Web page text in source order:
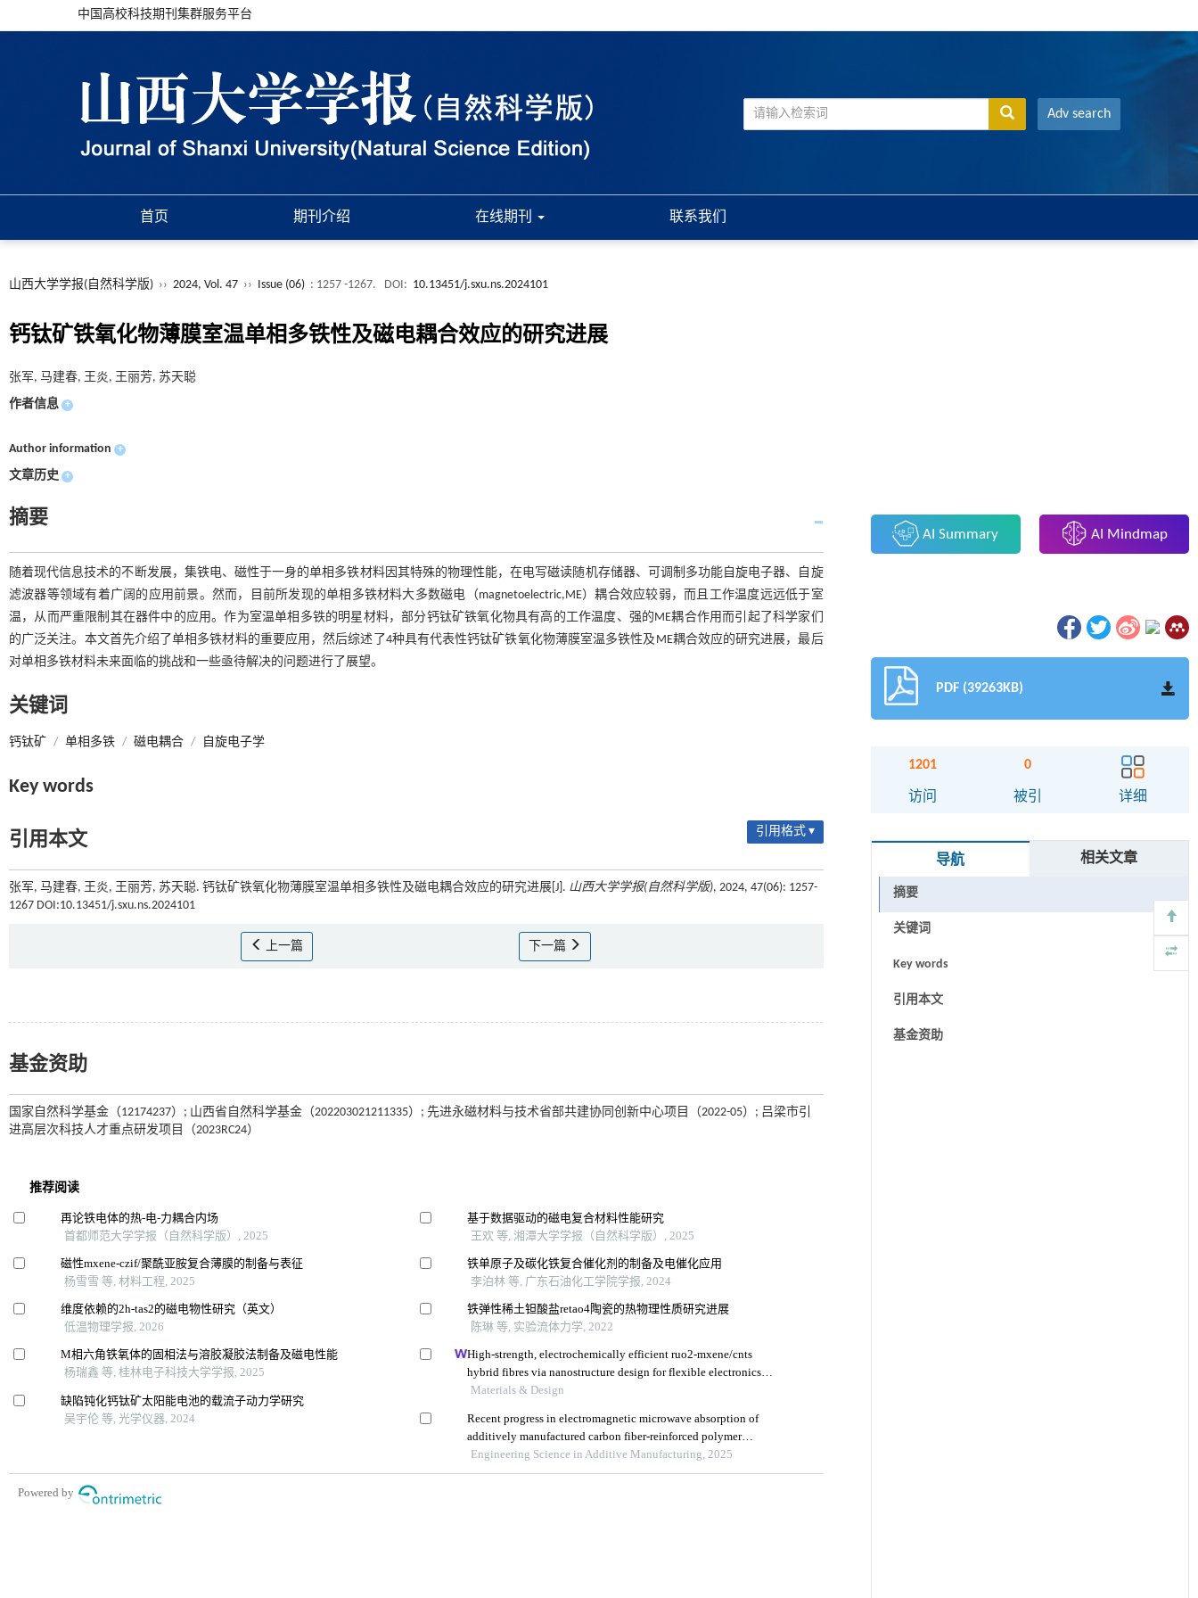
中国高校科技期刊集群服务平台
Adv search
首页 期刊介绍 在线期刊 联系我们
山西大学学报(自然科学版) ›› 2024, Vol. 47 ›› Issue (06) : 1257 -1267. DOI: 10.13451/j.sxu.ns.2024101
钙钛矿铁氧化物薄膜室温单相多铁性及磁电耦合效应的研究进展
张军, 马建春, 王炎, 王丽芳, 苏天聪
作者信息 +
Author information +
文章历史 +
摘要
随着现代信息技术的不断发展，集铁电、磁性于一身的单相多铁材料因其特殊的物理性能，在电写磁读随机存储器、可调制多功能自旋电子器、自旋
滤波器等领域有着广阔的应用前景。然而，目前所发现的单相多铁材料大多数磁电（magnetoelectric,ME）耦合效应较弱，而且工作温度远远低于室
温，从而严重限制其在器件中的应用。作为室温单相多铁的明星材料，部分钙钛矿铁氧化物具有高的工作温度、强的ME耦合作用而引起了科学家们
的广泛关注。本文首先介绍了单相多铁材料的重要应用，然后综述了4种具有代表性钙钛矿铁氧化物薄膜室温多铁性及ME耦合效应的研究进展，最后
对单相多铁材料未来面临的挑战和一些亟待解决的问题进行了展望。
关键词
钙钛矿 / 单相多铁 / 磁电耦合 / 自旋电子学
Key words
引用本文 引用格式 ▾
张军, 马建春, 王炎, 王丽芳, 苏天聪. 钙钛矿铁氧化物薄膜室温单相多铁性及磁电耦合效应的研究进展[J]. 山西大学学报(自然科学版), 2024, 47(06): 1257-
1267 DOI:10.13451/j.sxu.ns.2024101
上一篇 下一篇
基金资助
国家自然科学基金（12174237）; 山西省自然科学基金（202203021211335）; 先进永磁材料与技术省部共建协同创新中心项目（2022-05）; 吕梁市引
进高层次科技人才重点研发项目（2023RC24）
AI Summary AI Mindmap
PDF (39263KB)
1201
访问
0
被引 详细
导航 相关文章
摘要
关键词
Key words
引用本文
基金资助